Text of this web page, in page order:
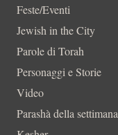
Feste/Eventi
Jewish in the City
Parole di Torah
Personaggi e Storie
Video
Parashà della settimana